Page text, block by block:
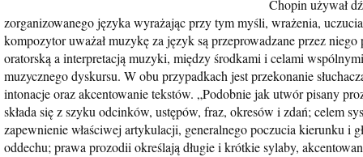
Chopin używał
zorganizowanego języka wyrażając przy tym myśli, wrażenia,
kompozytor uważał muzykę za język są przeprowadzane przez
oratorską a interpretacją muzyki, między środkami i celami
muzycznego dyskursu. W obu przypadkach jest przekonanie
intonacje oraz akcentowanie tekstów. „Podobnie jak utwór pisany
składa się z szyku odcinków, ustępów, fraz, okresów i zdań; celem
zapewnienie właściwej artykulacji, generalnego poczucia kierunku i
oddechu; prawa prozodii określają długie i krótkie sylaby,